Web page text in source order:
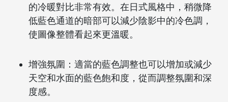
的冷暖對比非常有效。在日式風格中，稍微降
低藍色通道的暗部可以減少陰影中的冷色調，
使圖像整體看起來更溫暖。
增強氛圍：適當的藍色調整也可以增加或減少
天空和水面的藍色飽和度，從而調整氛圍和深
度感。